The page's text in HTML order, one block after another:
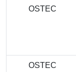
OSTEC
OSTEC